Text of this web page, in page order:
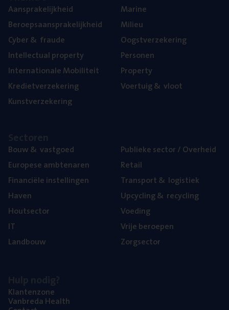
Aan­spra­ke­lijk­heid
Beroeps­aan­spra­ke­lijk­heid
Cyber& fraude
Intel­lec­tu­al property
Inter­na­ti­o­na­le Mobiliteit
Kre­diet­ver­ze­ke­ring
Kunst­ver­ze­ke­ring
Mari­ne
Mili­eu
Oogst­ver­ze­ke­ring
Per­so­nen
Pro­per­ty
Voer­tuig& vloot
Bouw& vastgoed
Euro­pe­se ambtenaren
Finan­ci­ë­le instellingen
Haven
Hout­sec­tor
IT
Land­bouw
Publie­ke sec­tor / Overheid
Retail
Trans­port& logistiek
Upcy­cling& recycling
Voe­ding
Vrije beroe­pen
Zorg­sec­tor
Klan­ten­zo­ne
Van­b­re­da Health